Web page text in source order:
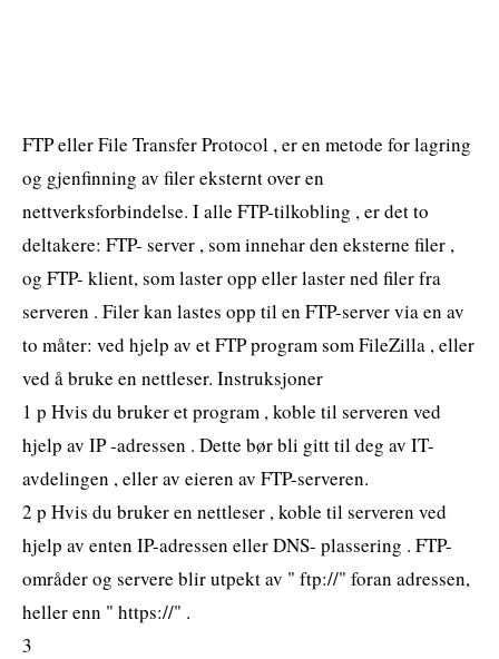
FTP eller File Transfer Protocol , er en metode for lagring
og gjenfinning av filer eksternt over en
nettverksforbindelse. I alle FTP-tilkobling , er det to
deltakere: FTP- server , som innehar den eksterne filer ,
og FTP- klient, som laster opp eller laster ned filer fra
serveren . Filer kan lastes opp til en FTP-server via en av
to måter: ved hjelp av et FTP program som FileZilla , eller
ved å bruke en nettleser. Instruksjoner
1 p Hvis du bruker et program , koble til serveren ved
hjelp av IP -adressen . Dette bør bli gitt til deg av IT-
avdelingen , eller av eieren av FTP-serveren.
2 p Hvis du bruker en nettleser , koble til serveren ved
hjelp av enten IP-adressen eller DNS- plassering . FTP-
områder og servere blir utpekt av " ftp://" foran adressen,
heller enn " https://" .
3